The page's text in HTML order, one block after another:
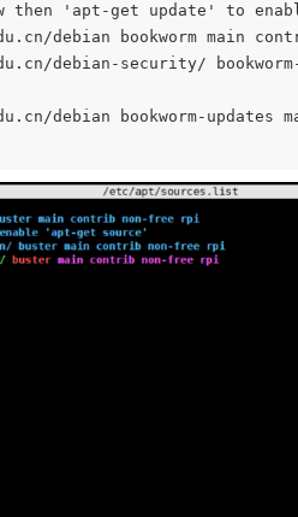
then 'apt-get update' to
debian bookworm main
debian-security/
debian bookworm-